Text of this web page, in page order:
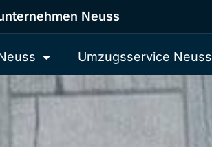
Neuss
Umzugsservice Neuss